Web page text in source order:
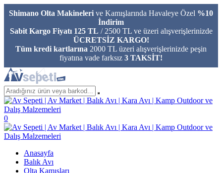
Shimano Olta Makineleri ve Kamışlarında Havaleye Özel %10
İndirim
Sabit Kargo Fiyatı 125 TL / 2500 TL ve üzeri alışverişlerinizde
ÜCRETSİZ KARGO!
Tüm kredi kartlarına 2000 TL üzeri alışverişlerinizde peşin
fiyatına vade farksız 3 TAKSİT!
0
Anasayfa
Balık Avı
Olta Kamışları